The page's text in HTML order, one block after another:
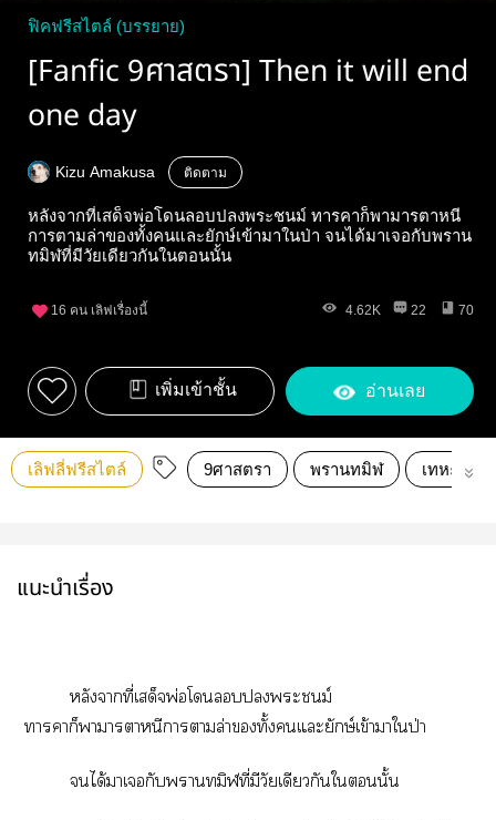
ฟิคฟรีสไตล์ (บรรยาย)
[Fanfic 9ศาสตรา] Then it will end
one day
Kizu Amakusa ติดตาม
หลังจากที่เสด็จพ่อโดนลอบปลงพระชนม์ ทารคาก็พามารตาหนี
การตามล่าของทั้งคนและยักษ์เข้ามาในป่า จนได้มาเจอกับพราน
ทมิฬที่มีวัยเดียวกันในตอนนั้น
16 คน เลิฟเรื่องนี้ 4.62K 22 70
เพิ่มเข้าชั้น อ่านเลย
เลิฟลี่ฟรีสไตล์ 9ศาสตรา พรานทมิฬ เทหะยักษ
แนะนำเรื่อง
หลังาที่เสด็จพ่อโะชนม์
าราก็าาราหนีาาล่าทั้งแะยักษ์เข้าาใป่า
ได้าเกับาทมิฬที่มีวัยเดียวกันในั้น